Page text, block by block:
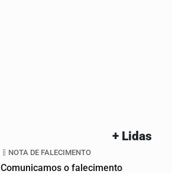
+ Lidas
NOTA DE FALECIMENTO
Comunicamos o falecimento